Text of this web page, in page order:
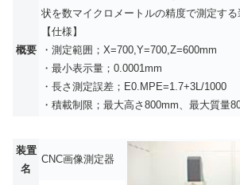
概要
状を数マイクロメートルの精度で測定する
【仕様】
・測定範囲；X=700,Y=700,Z=600mm
・最小表示量；0.0001mm
・長さ測定誤差；E0.MPE=1.7+3L/1000
・積載制限；最大高さ800mm、最大質量
装置
名
CNC画像測定器